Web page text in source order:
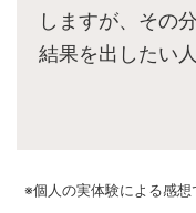
しますが、その
結果を出したい
※個人の実体験による感想